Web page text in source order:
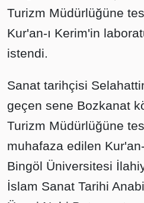
Turizm Müdürlüğüne
Kur'an-ı Kerim'in
istendi.
Sanat tarihçisi
geçen sene Bozkanat
Turizm Müdürlüğüne
muhafaza edilen
Bingöl Üniversitesi
İslam Sanat Tarihi